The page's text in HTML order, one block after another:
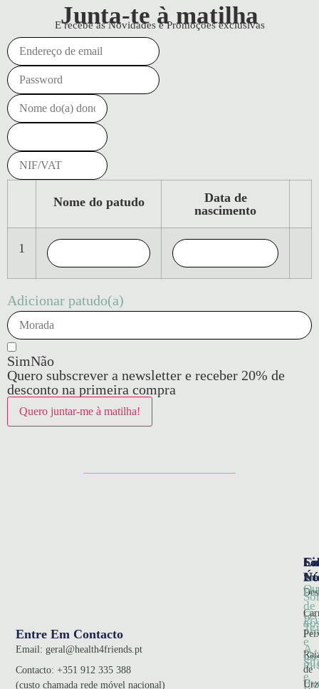
Junta-te à matilha
E recebe as Novidades e Promoções exclusivas
Nome do patudo
Data de
nascimento
1
Adicionar patudo(a)
SimNão
Quero subscrever a newsletter e receber 20% de
desconto na primeira compra
Entre Em Contacto
Email: geral@health4friends.pt
Contacto:+351 912 335 388
(custo chamada rede móvel nacional)
Os
A
de
de
e
e